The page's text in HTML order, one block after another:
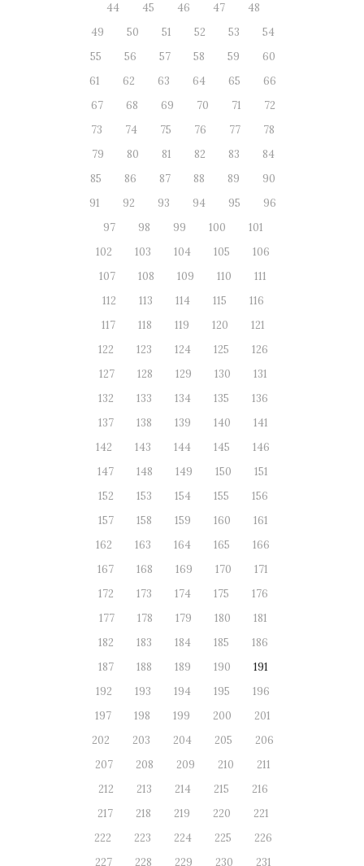
44
45 46 47
48
49
50 51 52 53
54
55
56 57 58 59
60
61
62 63 64 65
66
67
68 69 70 71
72
73
74 75 76 77
78
79
80 81 82 83
84
85
86 87 88 89
90
91
92 93 94 95
96
97
98 99 100
101
102
103 104 105
106
107
108 109 110
111
112
113 114 115
116
117
118 119 120
121
122
123 124 125
126
127
128 129 130
131
132
133 134 135
136
137
138 139 140
141
142
143 144 145
146
147
148 149 150
151
152
153 154 155
156
157
158 159 160
161
162
163 164 165
166
167
168 169 170
171
172
173 174 175
176
177
178 179 180
181
182
183 184 185
186
187
188 189 190
191
192
193 194 195
196
197
198 199 200
201
202
203 204 205
206
207
208 209 210
211
212
213 214 215
216
217
218 219 220
221
222
223 224 225
226
227
228 229 230
231